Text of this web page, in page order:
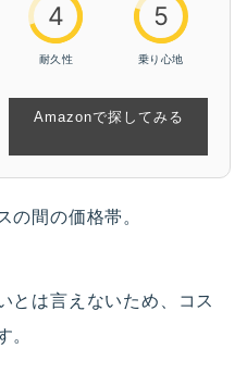
4
耐久性
5
乗り心地
Amazonで探してみる
の間の価格帯。
とは言えないため、コス
。